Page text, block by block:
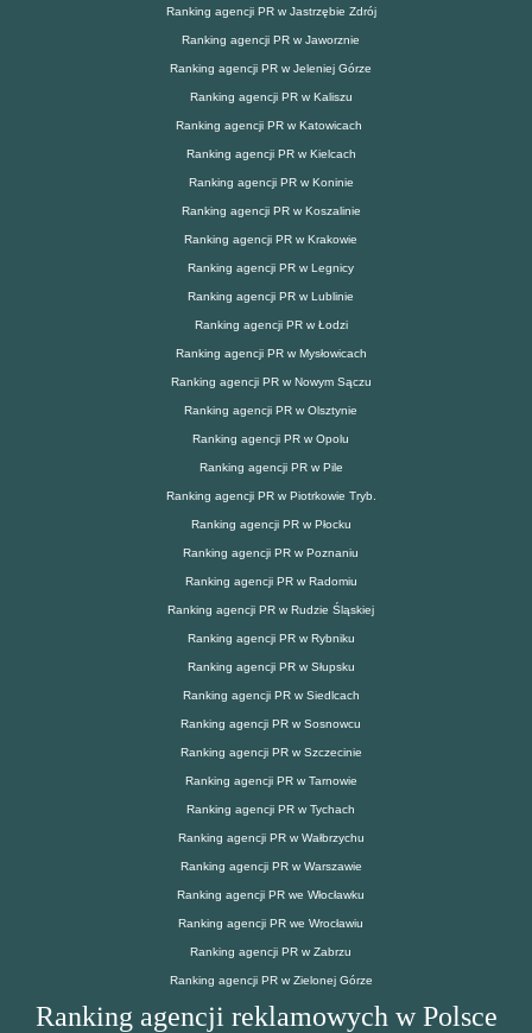
Ranking agencji PR w Jastrzębie Zdrój
Ranking agencji PR w Jaworznie
Ranking agencji PR w Jeleniej Górze
Ranking agencji PR w Kaliszu
Ranking agencji PR w Katowicach
Ranking agencji PR w Kielcach
Ranking agencji PR w Koninie
Ranking agencji PR w Koszalinie
Ranking agencji PR w Krakowie
Ranking agencji PR w Legnicy
Ranking agencji PR w Lublinie
Ranking agencji PR w Łodzi
Ranking agencji PR w Mysłowicach
Ranking agencji PR w Nowym Sączu
Ranking agencji PR w Olsztynie
Ranking agencji PR w Opolu
Ranking agencji PR w Pile
Ranking agencji PR w Piotrkowie Tryb.
Ranking agencji PR w Płocku
Ranking agencji PR w Poznaniu
Ranking agencji PR w Radomiu
Ranking agencji PR w Rudzie Śląskiej
Ranking agencji PR w Rybniku
Ranking agencji PR w Słupsku
Ranking agencji PR w Siedlcach
Ranking agencji PR w Sosnowcu
Ranking agencji PR w Szczecinie
Ranking agencji PR w Tarnowie
Ranking agencji PR w Tychach
Ranking agencji PR w Wałbrzychu
Ranking agencji PR w Warszawie
Ranking agencji PR we Włocławku
Ranking agencji PR we Wrocławiu
Ranking agencji PR w Zabrzu
Ranking agencji PR w Zielonej Górze
Ranking agencji reklamowych w Polsce